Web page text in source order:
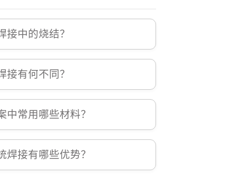
接中的烧结？
接有何不同？
中常用哪些材料？
焊接有哪些优势？